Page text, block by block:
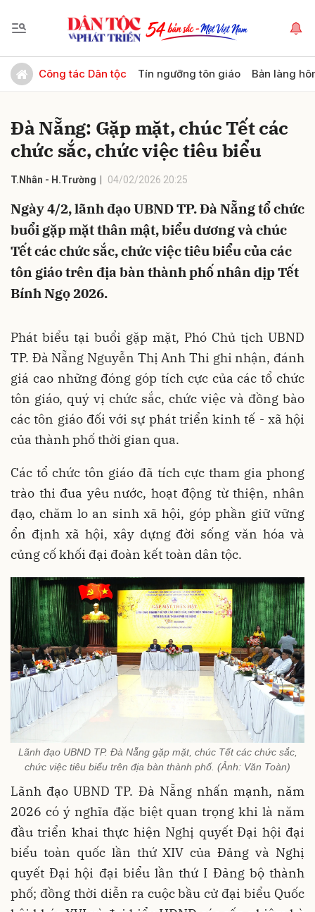
Công tác Dân tộc Tín ngưỡng tôn giáo Bản làng
Đà Nẵng: Gặp mặt, chúc Tết các
chức sắc, chức việc tiêu biểu
T.Nhân - H.Trường 04/02/2026 20:25
Ngày 4/2, lãnh đạo UBND TP. Đà Nẵng tổ chức
buổi gặp mặt thân mật, biểu dương và chúc
Tết các chức sắc, chức việc tiêu biểu của các
tôn giáo trên địa bàn thành phố nhân dịp Tết
Bính Ngọ 2026.
Phát biểu tại buổi gặp mặt, Phó Chủ tịch UBND
TP. Đà Nẵng Nguyễn Thị Anh Thi ghi nhận, đánh
giá cao những đóng góp tích cực của các tổ chức
tôn giáo, quý vị chức sắc, chức việc và đồng bào
các tôn giáo đối với sự phát triển kinh tế - xã hội
của thành phố thời gian qua.
Các tổ chức tôn giáo đã tích cực tham gia phong
trào thi đua yêu nước, hoạt động từ thiện, nhân
đạo, chăm lo an sinh xã hội, góp phần giữ vững
ổn định xã hội, xây dựng đời sống văn hóa và
củng cố khối đại đoàn kết toàn dân tộc.
Lãnh đạo UBND TP. Đà Nẵng gặp mặt, chúc Tết các chức sắc,
chức việc tiêu biểu trên địa bàn thành phố. (Ảnh: Văn Toàn)
Lãnh đạo UBND TP. Đà Nẵng nhấn mạnh, năm
2026 có ý nghĩa đặc biệt quan trọng khi là năm
đầu triển khai thực hiện Nghị quyết Đại hội đại
biểu toàn quốc lần thứ XIV của Đảng và Nghị
quyết Đại hội đại biểu lần thứ I Đảng bộ thành
phố; đồng thời diễn ra cuộc bầu cử đại biểu Quốc
Gửi bình luận
Hủy Gửi